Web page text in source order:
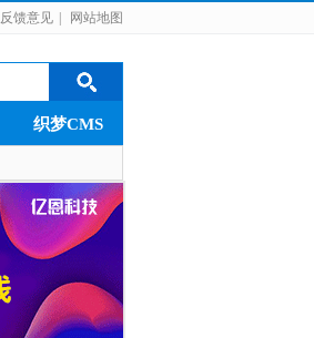
反馈意见 网站地图
织梦CMS